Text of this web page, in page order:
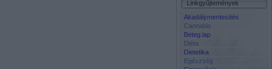
Linkgyűjtemények
Akadálymentesítés
Cannabis
Beteg.lap
Diéta
Dietetika
Egészség